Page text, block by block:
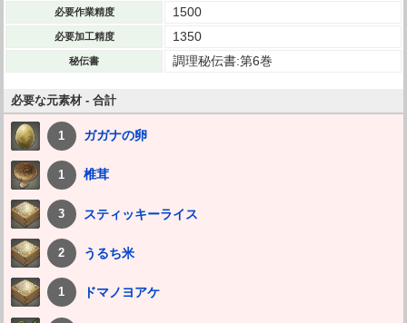
必要作業精度 1500
必要加工精度 1350
秘伝書 調理秘伝書:第6巻
必要な元素材 - 合計
1 ガガナの卵
1 椎茸
3 スティッキーライス
2 うるち米
1 ドマノヨアケ